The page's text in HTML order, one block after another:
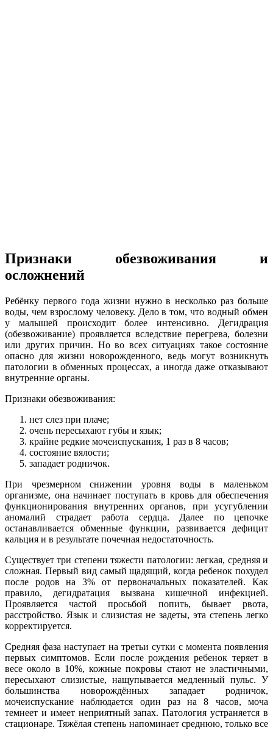
Признаки обезвоживания и
осложнений
Ребёнку первого года жизни нужно в несколько раз больше
воды, чем взрослому человеку. Дело в том, что водный обмен
у малышей происходит более интенсивно. Дегидрация
(обезвоживание) проявляется вследствие перегрева, болезни
или других причин. Но во всех ситуациях такое состояние
опасно для жизни новорожденного, ведь могут возникнуть
патологии в обменных процессах, а иногда даже отказывают
внутренние органы.
Признаки обезвоживания:
нет слез при плаче;
очень пересыхают губы и язык;
крайне редкие мочеиспускания, 1 раз в 8 часов;
состояние вялости;
западает родничок.
При чрезмерном снижении уровня воды в маленьком
организме, она начинает поступать в кровь для обеспечения
функционирования внутренних органов, при усугублении
аномалий страдает работа сердца. Далее по цепочке
останавливается обменные функции, развивается дефицит
кальция и в результате почечная недостаточность.
Существует три степени тяжести патологии: легкая, средняя и
сложная. Первый вид самый щадящий, когда ребенок похудел
после родов на 3% от первоначальных показателей. Как
правило, дегидратация вызвана кишечной инфекцией.
Проявляется частой просьбой попить, бывает рвота,
расстройство. Язык и слизистая не задеты, эта степень легко
корректируется.
Средняя фаза наступает на третьи сутки с момента появления
первых симптомов. Если после рождения ребенок теряет в
весе около в 10%, кожные покровы стают не эластичными,
пересыхают слизистые, нащупывается медленный пульс. У
большинства новорождённых западает родничок,
мочеиспускание наблюдается один раз на 8 часов, моча
темнеет и имеет неприятный запах. Патология устраняется в
стационаре. Тяжёлая степень напоминает среднюю, только все